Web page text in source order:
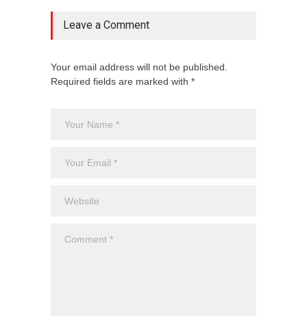
Leave a Comment
Your email address will not be published.
Required fields are marked with *